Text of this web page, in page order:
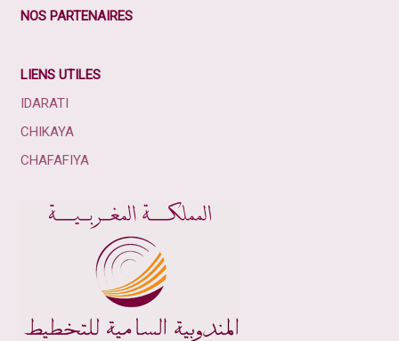
NOS PARTENAIRES
LIENS UTILES
IDARATI
CHIKAYA
CHAFAFIYA